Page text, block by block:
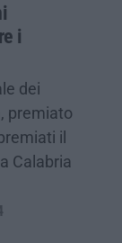
i
dei
premiato
il
Calabria